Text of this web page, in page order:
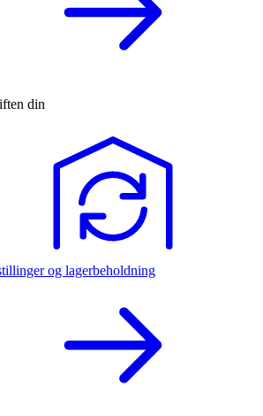
din
og lagerbeholdning